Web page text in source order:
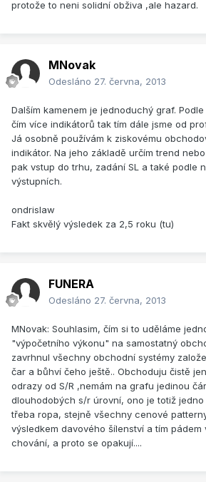
protože to neni solidní obživa ,ale hazard.
MNovak
Odesláno 27. června, 2013
Dalším kamenem je jednoduchý graf.
čím více indikátorů tak tím dále jsme od
Já osobně používám k ziskovému
indikátor. Na jeho základě určím trend
pak vstup do trhu, zadání SL a také podle
výstupních.
ondrislaw
Fakt skvělý výsledek za 2,5 roku (tu)
FUNERA
Odesláno 27. června, 2013
MNovak: Souhlasim, čím si to uděláme
"výpočetního výkonu" na samostatný
zavrhnul všechny obchodní systémy
čar a bůhví čeho ještě.. Obchoduju čistě
odrazy od S/R ,nemám na grafu jedinou
dlouhodobých s/r úrovní, ono je totiž jedno
třeba ropa, stejně všechny cenové
výsledkem davového šílenství a tím pádem
chování, a proto se opakují....